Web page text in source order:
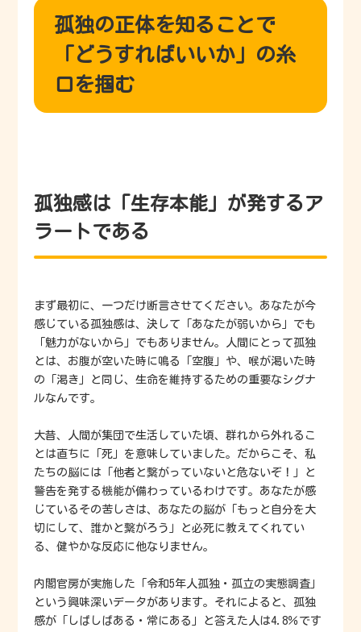
孤独の正体を知ることで
「どうすればいいか」の糸
口を掴む
孤独感は「生存本能」が発するア
ラートである
まず最初に、一つだけ断言させてください。あなたが今
感じている孤独感は、決して「あなたが弱いから」でも
「魅力がないから」でもありません。人間にとって孤独
とは、お腹が空いた時に鳴る「空腹」や、喉が渇いた時
の「渇き」と同じ、生命を維持するための重要なシグナ
ルなんです。
大昔、人間が集団で生活していた頃、群れから外れるこ
とは直ちに「死」を意味していました。だからこそ、私
たちの脳には「他者と繋がっていないと危ないぞ！」と
警告を発する機能が備わっているわけです。あなたが感
じているその苦しさは、あなたの脳が「もっと自分を大
切にして、誰かと繋がろう」と必死に教えてくれてい
る、健やかな反応に他なりません。
内閣官房が実施した「令和5年人孤独・孤立の実態調査」
という興味深いデータがあります。それによると、孤独
感が「しばしばある・常にある」と答えた人は4.8％です